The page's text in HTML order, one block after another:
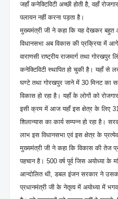
जहाँ कनेक्टिविटी अच्छी होती है, वहाँ
पलायन नहीं करना पड़ता है।
मुख्यमंत्री जी ने कहा कि यह देखकर बहुत
विधानसभा अब विकास की प्रक्रिया में
वाराणसी राष्ट्रीय राजमार्ग तथा
कनेक्टिविटी स्थापित हो चुकी है। यहाँ
घण्टे तथा गोरखपुर जाने में 30 मिनट का
विकास हो रहा है। यहाँ के लोगों को
इसी क्रम में आज यहाँ इस क्षेत्र के लिए
शिलान्यास का कार्य सम्पन्न हो रहा है।
लाभ इस विधानसभा एवं इस क्षेत्र के
मुख्यमंत्री जी ने कहा कि विकास की तेज
पहचान है। 500 वर्ष पूर्व जिस अयोध्या के
आन्दोलित थी, डबल इंजन सरकार ने उसको
प्रधानमंत्री जी के नेतृत्व में अयोध्या में